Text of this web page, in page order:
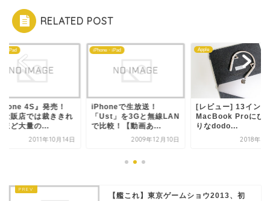
RELATED POST
・iPad
4S』発売！
量販店では裁ききれ
ほど大量の...
2011年10月14日
iPhone・iPad
iPhoneで生放送！
「Ust」を3Gと無線LAN
で比較！【動画あ...
2009年12月10日
Apple
[レビュー] 13インチ
MacBook Proにぴ
りなdodo...
2018年3
【艦これ】東京ゲームショウ2013、初